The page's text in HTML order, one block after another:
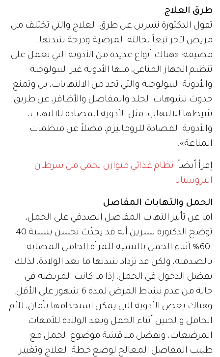
طرق العلاج
تقول الدكتورة نسرين عن طرق العلاج والتي تختلف من
مريض لآخر تبعاً لحالته المرضية ودرجة شدتها،
مضيفة: «هناك أنواع عديدة من الأدوية التي تعمل على
تنظيم الجهاز المناعي، منها الأدوية غير البيولوجية
والأدوية البيولوجية والتي تحد من الالتهابات، بل وتمنع
حدوث تشوهات الجلد والمفاصل والأظافر، عن طريق
تثبيطها للالتهاب، مثل الأدوية المضادة للالتهاب،
والأدوية المضادة للروماتيزم، فضلاً عن منظمات
المناعة».
إقرأ أيضاً: نظام غذائي متوازن يحمي من سرطان
البروستاتا
الحمل والتهابات المفاصل
اما عن تأثير التهاب المفاصل الصدفي على الحمل،
توضح الدكتورة نسرين أنه قد يحدُث تحسن بنسبة 40
-60% أثناء الحمل بالنسبة للمرأة الحامل المصابة
بالصدفية، ولكن قد تزداد شدتها ما بعد الولادة، لذلك
يفضل الدخول في الحمل، إذا ما كانت المريضة في
حالة من عدم نشاط المرض لمدة 6 شهور على الأقل،
وهناك بعض الأدوية التي يمكن استخدامها بأمان، للأم
الحامل والجنين أثناء الحمل وبعد الولادة للأمهات
المرضعات، وتفضل مناقشة موضوع الحمل مع
طبيب المفاصل المعالج لوضع خطة العلاج وتغيير